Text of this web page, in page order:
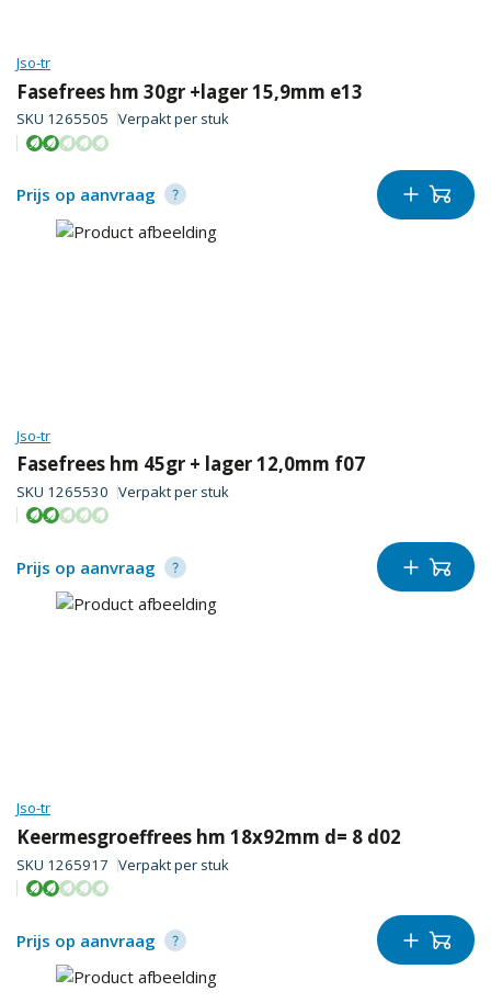
Jso-tr
Fasefrees hm 30gr +lager 15,9mm e13
SKU 1265505 Verpakt per stuk
Prijs op aanvraag
Jso-tr
Fasefrees hm 45gr + lager 12,0mm f07
SKU 1265530 Verpakt per stuk
Prijs op aanvraag
Jso-tr
Keermesgroeffrees hm 18x92mm d= 8 d02
SKU 1265917 Verpakt per stuk
Prijs op aanvraag